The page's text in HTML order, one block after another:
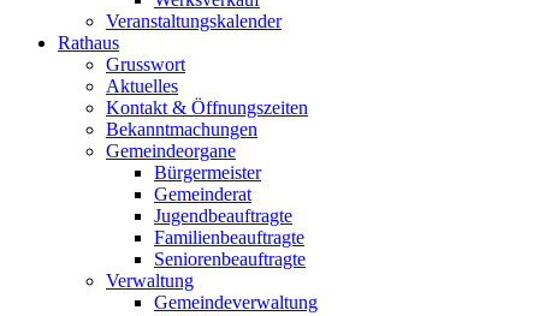
Veranstaltungskalender
Rathaus
Grusswort
Aktuelles
Kontakt & Öffnungszeiten
Bekanntmachungen
Gemeindeorgane
Bürgermeister
Gemeinderat
Jugendbeauftragte
Familienbeauftragte
Seniorenbeauftragte
Verwaltung
Gemeindeverwaltung